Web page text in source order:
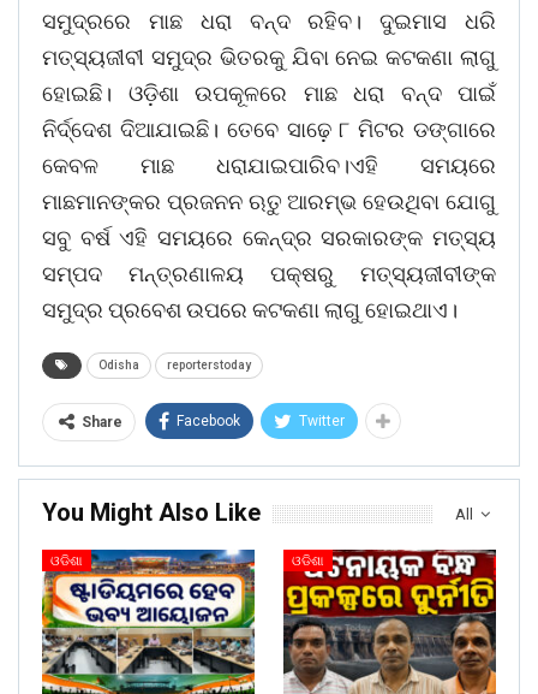
ସମୁଦ୍ରରେ ମାଛ ଧରା ବନ୍ଦ ରହିବ। ଦୁଇମାସ ଧରି
ମତ୍ସ୍ୟଜୀବୀ ସମୁଦ୍ର ଭିତରକୁ ଯିବା ନେଇ କଟକଣା ଲାଗୁ
ହୋଇଛି। ଓଡ଼ିଶା ଉପକୂଳରେ ମାଛ ଧରା ବନ୍ଦ ପାଇଁ
ନିର୍ଦ୍ଦେଶ ଦିଆଯାଇଛି। ତେବେ ସାଢ଼େ ୮ ମିଟର ଡଙ୍ଗାରେ
କେବଳ ମାଛ ଧରାଯାଇପାରିବ।ଏହି ସମୟରେ
ମାଛମାନଙ୍କର ପ୍ରଜନନ ଋତୁ ଆରମ୍ଭ ହେଉଥିବା ଯୋଗୁ
ସବୁ ବର୍ଷ ଏହି ସମୟରେ କେନ୍ଦ୍ର ସରକାରଙ୍କ ମତ୍ସ୍ୟ
ସମ୍ପଦ ମନ୍ତ୍ରଣାଳୟ ପକ୍ଷରୁ ମତ୍ସ୍ୟଜୀବୀଙ୍କ
ସମୁଦ୍ର ପ୍ରବେଶ ଉପରେ କଟକଣା ଲାଗୁ ହୋଇଥାଏ।
Odisha reporterstoday
Share Facebook Twitter
All
You Might Also Like
ଓଡିଶା ଓଡିଶା